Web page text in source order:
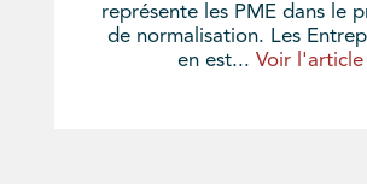
représente les PME dans le
de normalisation. Les
en est... Voir l'article